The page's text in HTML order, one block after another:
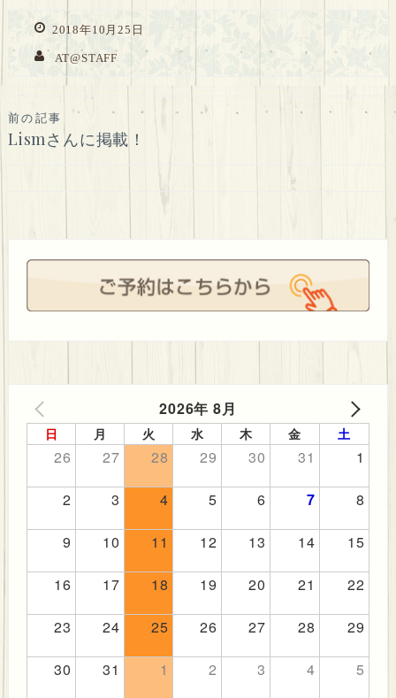
2018年10月25日
AT@STAFF
投
稿
シ
ン
前の記事
Lismさんに掲載！
2026年 8月 NEXT
日 月 火 水 木 金 土
26 27 28 29 30 31 1
2 3 4 5 6 7 8
9 10 11 12 13 14 15
16 17 18 19 20 21 22
23 24 25 26 27 28 29
30 31 1 2 3 4 5